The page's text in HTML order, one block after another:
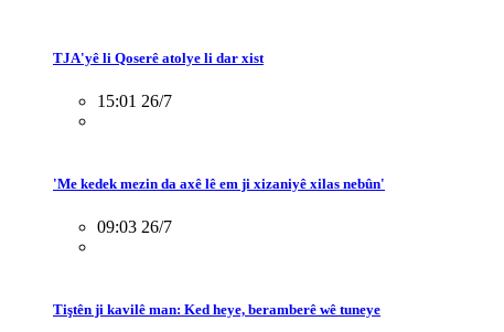
TJA'yê li Qoserê atolye li dar xist
15:01 26/7
'Me kedek mezin da axê lê em ji xizaniyê xilas nebûn'
09:03 26/7
Tiştên ji kavilê man: Ked heye, beramberê wê tuneye